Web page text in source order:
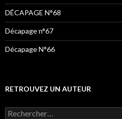
DÉCAPAGE N°68
Décapage n°67
Décapage N°66
RETROUVEZ UN AUTEUR